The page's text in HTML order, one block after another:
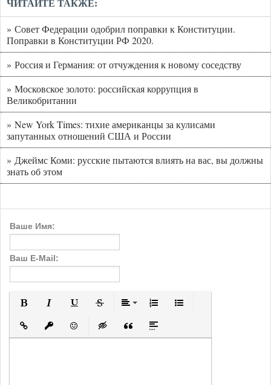
ЧИТАЙТЕ ТАКЖЕ:
» Совет Федерации одобрил поправки к Конституции.
Поправки в Конституции РФ 2020.
» Россия и Германия: от отчуждения к новому соседству
» Московское золото: российская коррупция в
Великобритании
» New York Times: тихие американцы за кулисами
запутанных отношений США и России
» Джеймс Коми: русские пытаются влиять на вас, вы должны
знать об этом
Ваше Имя:
Ваш E-Mail:
Вставить ссылку
Вставить защищенную ссылку
Вставить смайлик
Вставка скрытого текста
Вставка цитаты
Вставка спойлера